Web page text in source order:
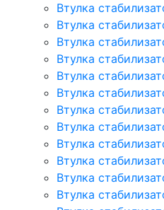
Втулка
Втулка
Втулка
Втулка
Втулка
Втулка
Втулка
Втулка
Втулка
Втулка
Втулка
Втулка